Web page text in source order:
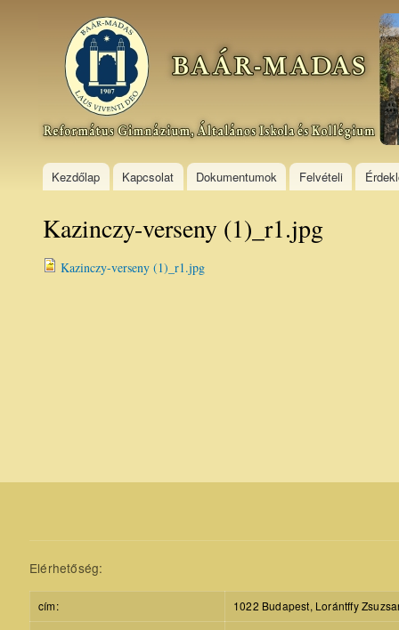
Baár–
Madas
Református
Gimnázium,
Általános
Kollégium
Kezdőlap Kapcsolat Dokumentumok Felvételi
Kazinczy-verseny (1)_r1.jpg
Kazinczy-verseny (1)_r1.jpg
Elérhetőség:
cím:
1022 Budapest, Lorántffy